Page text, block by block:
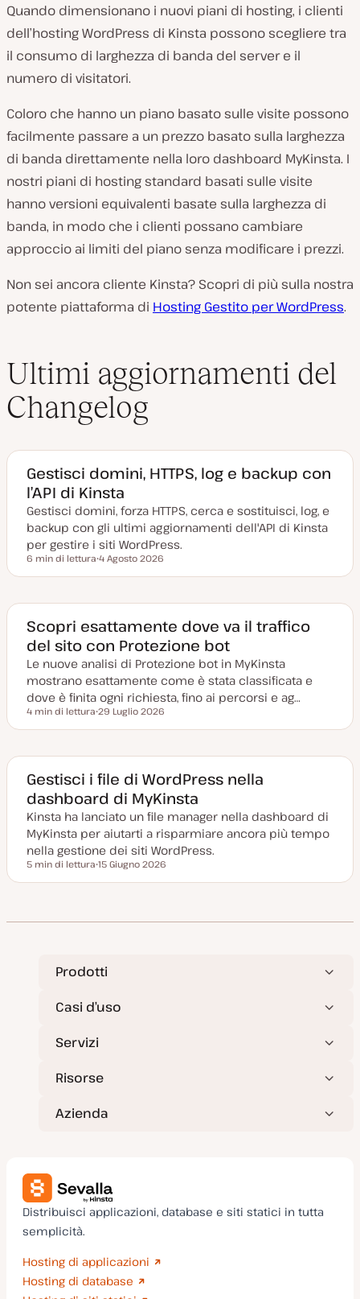
Quando dimensionano i nuovi piani di hosting, i clienti
dell’hosting WordPress di Kinsta possono scegliere tra
il consumo di larghezza di banda del server e il
numero di visitatori.
Coloro che hanno un piano basato sulle visite possono
facilmente passare a un prezzo basato sulla larghezza
di banda direttamente nella loro dashboard MyKinsta. I
nostri piani di hosting standard basati sulle visite
hanno versioni equivalenti basate sulla larghezza di
banda, in modo che i clienti possano cambiare
approccio ai limiti del piano senza modificare i prezzi.
Non sei ancora cliente Kinsta? Scopri di più sulla nostra
potente piattaforma di Hosting Gestito per WordPress.
Ultimi aggiornamenti del
Changelog
Gestisci domini, HTTPS, log e backup con
l’API di Kinsta
Gestisci domini, forza HTTPS, cerca e sostituisci, log, e
backup con gli ultimi aggiornamenti dell'API di Kinsta
per gestire i siti WordPress.
Tempo di lettura
6 min di lettura
a
g
i
o
r
a
a
4 Agosto 2026
Scopri esattamente dove va il traffico
del sito con Protezione bot
Le nuove analisi di Protezione bot in MyKinsta
mostrano esattamente come è stata classificata e
dove è finita ogni richiesta, fino ai percorsi e ag…
Tempo di lettura
4 min di lettura
a
g
g
i
o
r
a
t
a
29 Luglio 2026
Gestisci i file di WordPress nella
dashboard di MyKinsta
Kinsta ha lanciato un file manager nella dashboard di
MyKinsta per aiutarti a risparmiare ancora più tempo
nella gestione dei siti WordPress.
Tempo di lettura
5 min di lettura
a
g
r
n
t
a
15 Giugno 2026
Prodotti
Casi d’uso
Servizi
Risorse
Azienda
Distribuisci applicazioni, database e siti statici in tutta
semplicità.
Hosting di applicazioni
Hosting di database